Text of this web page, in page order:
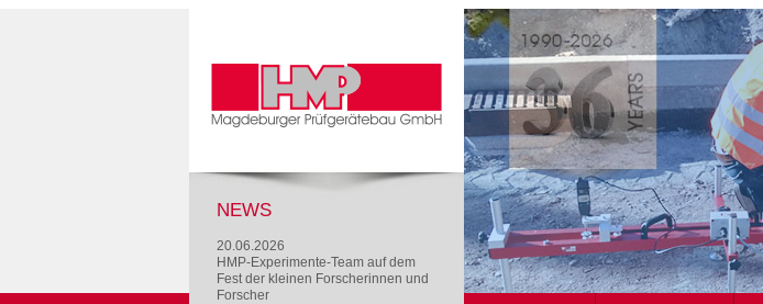
NEWS
20.06.2026
HMP-Experimente-Team auf dem
Fest der kleinen Forscherinnen und
Forscher